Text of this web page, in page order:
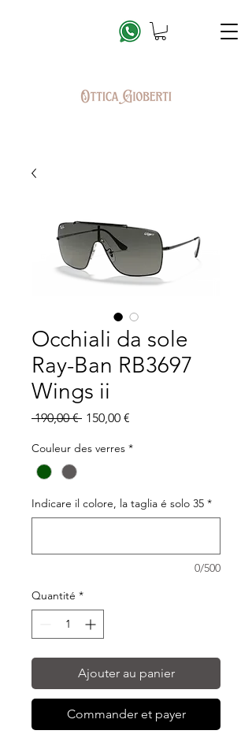
Occhiali da sole
Ray-Ban RB3697
Wings ii
190,00 € Prix
150,00 €
Couleur des verres *
Indicare il colore, la taglia é solo 35 *
0/500
Quantité *
Ajouter au panier
Commander et payer